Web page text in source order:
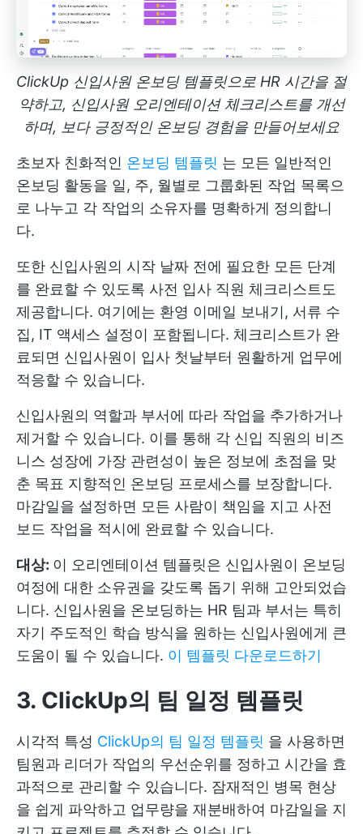
ClickUp 신입사원 온보딩 템플릿으로 HR 시간을 절
약하고, 신입사원 오리엔테이션 체크리스트를 개선
하며, 보다 긍정적인 온보딩 경험을 만들어보세요
초보자 친화적인 온보딩 템플릿 는 모든 일반적인
온보딩 활동을 일, 주, 월별로 그룹화된 작업 목록으
로 나누고 각 작업의 소유자를 명확하게 정의합니
다.
또한 신입사원의 시작 날짜 전에 필요한 모든 단계
를 완료할 수 있도록 사전 입사 직원 체크리스트도
제공합니다. 여기에는 환영 이메일 보내기, 서류 수
집, IT 액세스 설정이 포함됩니다. 체크리스트가 완
료되면 신입사원이 입사 첫날부터 원활하게 업무에
적응할 수 있습니다.
신입사원의 역할과 부서에 따라 작업을 추가하거나
제거할 수 있습니다. 이를 통해 각 신입 직원의 비즈
니스 성장에 가장 관련성이 높은 정보에 초점을 맞
춘 목표 지향적인 온보딩 프로세스를 보장합니다.
마감일을 설정하면 모든 사람이 책임을 지고 사전
보드 작업을 적시에 완료할 수 있습니다.
대상: 이 오리엔테이션 템플릿은 신입사원이 온보딩
여정에 대한 소유권을 갖도록 돕기 위해 고안되었습
니다. 신입사원을 온보딩하는 HR 팀과 부서는 특히
자기 주도적인 학습 방식을 원하는 신입사원에게 큰
도움이 될 수 있습니다. 이 템플릿 다운로드하기
3. ClickUp의 팀 일정 템플릿
시각적 특성 ClickUp의 팀 일정 템플릿 을 사용하면
팀원과 리더가 작업의 우선순위를 정하고 시간을 효
과적으로 관리할 수 있습니다. 잠재적인 병목 현상
을 쉽게 파악하고 업무량을 재분배하여 마감일을 지